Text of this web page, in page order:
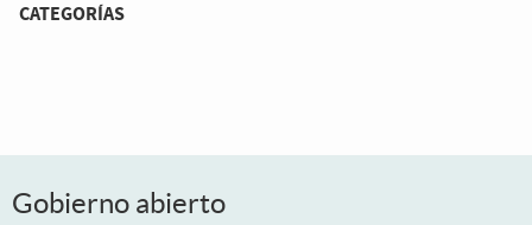
CATEGORÍAS
Gobierno abierto